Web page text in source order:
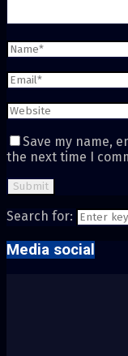
Save my name,
the next time I
Search for:
Media social